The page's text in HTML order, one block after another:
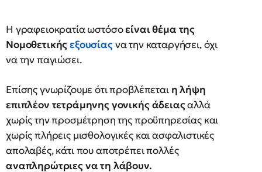
Η γραφειοκρατία ωστόσοείναι θέμα της
Νομοθετικήςεξουσίαςνα την καταργήσει, όχι
να την παγιώσει.
Επίσης γνωρίζουμε ότι προβλέπεται η λήψη
επιπλέον τετράμηνης γονικής άδειαςαλλά
χωρίς την προσμέτρηση της προϋπηρεσίας και
χωρίς πλήρεις μισθολογικές και ασφαλιστικές
απολαβές, κάτι που αποτρέπει πολλές
αναπληρώτριες να τη λάβουν.